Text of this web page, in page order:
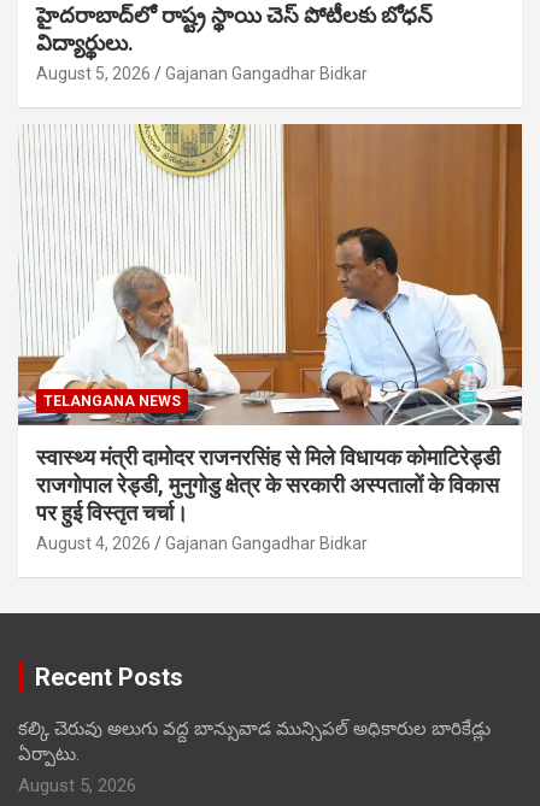
హైదరాబాద్‌లో రాష్ట్ర స్థాయి చెస్ పోటీలకు బోధన్
విద్యార్థులు.
August 5, 2026 Gajanan Gangadhar Bidkar
TELANGANA NEWS
स्वास्थ्य मंत्री दामोदर राजनरसिंह से मिले विधायक कोमाटिरेड्डी
राजगोपाल रेड्डी, मुनुगोडु क्षेत्र के सरकारी अस्पतालों के विकास
पर हुई विस्तृत चर्चा।
August 4, 2026 Gajanan Gangadhar Bidkar
Recent Posts
కల్కి చెరువు అలుగు వద్ద బాన్సువాడ మున్సిపల్ అధికారుల బారికేడ్లు
ఏర్పాటు.
August 5, 2026